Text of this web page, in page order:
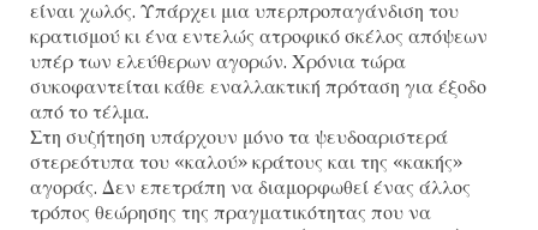
είναι χωλός. Υπάρχει μια υπερπροπαγάνδιση του
κρατισμού κι ένα εντελώς ατροφικό σκέλος απόψεων
υπέρ των ελεύθερων αγορών. Χρόνια τώρα
συκοφαντείται κάθε εναλλακτική πρόταση για έξοδο
από το τέλμα.
Στη συζήτηση υπάρχουν μόνο τα ψευδοαριστερά
στερεότυπα του «καλού» κράτους και της «κακής»
αγοράς. Δεν επετράπη να διαμορφωθεί ένας άλλος
τρόπος θεώρησης της πραγματικότητας που να